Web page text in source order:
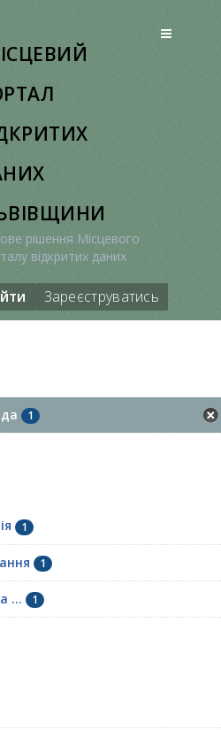
рішення Місцевого
відкритих даних
Зареєструватись
1
1
1
... 1